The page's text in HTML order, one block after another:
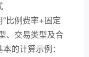
比例费率+固定
、交易类型及合
的计算示例：